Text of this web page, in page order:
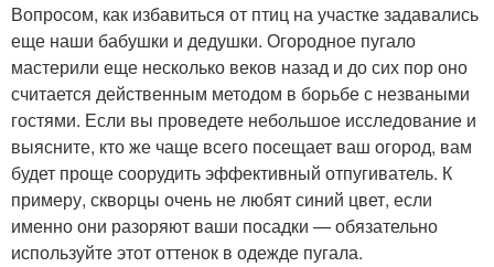
Вопросом, как избавиться от птиц на участке задавались
еще наши бабушки и дедушки. Огородное пугало
мастерили еще несколько веков назад и до сих пор оно
считается действенным методом в борьбе с незваными
гостями. Если вы проведете небольшое исследование и
выясните, кто же чаще всего посещает ваш огород, вам
будет проще соорудить эффективный отпугиватель. К
примеру, скворцы очень не любят синий цвет, если
именно они разоряют ваши посадки — обязательно
используйте этот оттенок в одежде пугала.